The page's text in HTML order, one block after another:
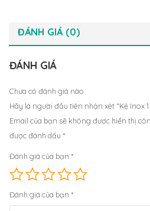
ĐÁNH GIÁ (0)
ĐÁNH GIÁ
Chưa có đánh giá nào.
Hãy là người đầu tiên nhận xét “Kệ Inox
Email của bạn sẽ không được hiển thị
được đánh dấu *
Đánh giá của bạn *
Đánh giá của bạn *